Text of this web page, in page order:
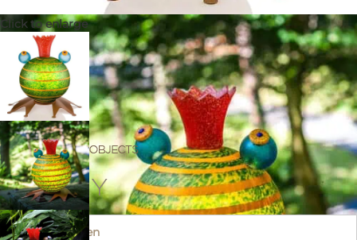
Click to enlarge
FROGGY
Anfrage senden